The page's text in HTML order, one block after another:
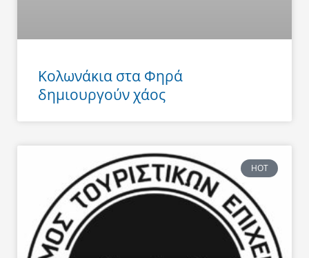
Κολωνάκια στα Φηρά
δημιουργούν χάος
HOT